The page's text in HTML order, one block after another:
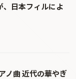
、日本フィルによ
ノ曲 近代の華やぎ